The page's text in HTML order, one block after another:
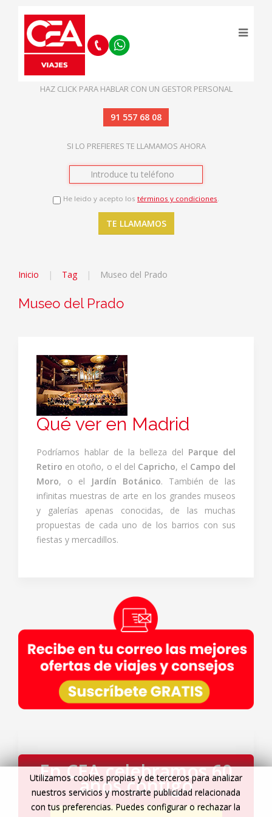
HAZ CLICK PARA HABLAR CON UN GESTOR PERSONAL
91 557 68 08
SI LO PREFIERES TE LLAMAMOS AHORA
He leido y acepto los términos y condiciones.
Inicio Tag Museo del Prado
Museo del Prado
Qué ver en Madrid
Podríamos hablar de la belleza del Parque del
Retiro en otoño, o el del Capricho, el Campo del
Moro, o el Jardín Botánico. También de las
infinitas muestras de arte en los grandes museos
y galerías apenas conocidas, de las muchas
propuestas de cada uno de los barrios con sus
fiestas y mercadillos.
En CEA celebramos 60
años contigo
Utilizamos cookies propias y de terceros para analizar
nuestros servicios y mostrarte publicidad relacionada
con tus preferencias. Puedes configurar o rechazar la